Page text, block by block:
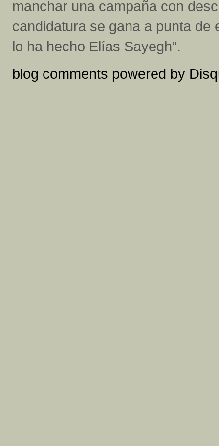
manchar una campaña con
candidatura se gana a punta
lo ha hecho Elías Sayegh”.
blog comments powered by